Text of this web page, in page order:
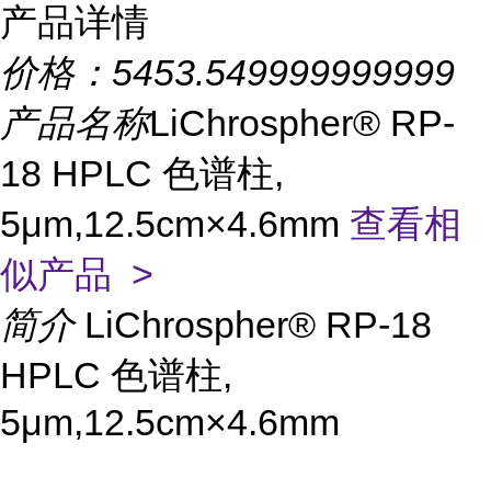
产品详情
价格： 5453.549999999999
产品名称LiChrospher® RP-
18 HPLC 色谱柱,
5μm,12.5cm×4.6mm 查看相
似产品 >
简介 LiChrospher® RP-18
HPLC 色谱柱,
5μm,12.5cm×4.6mm